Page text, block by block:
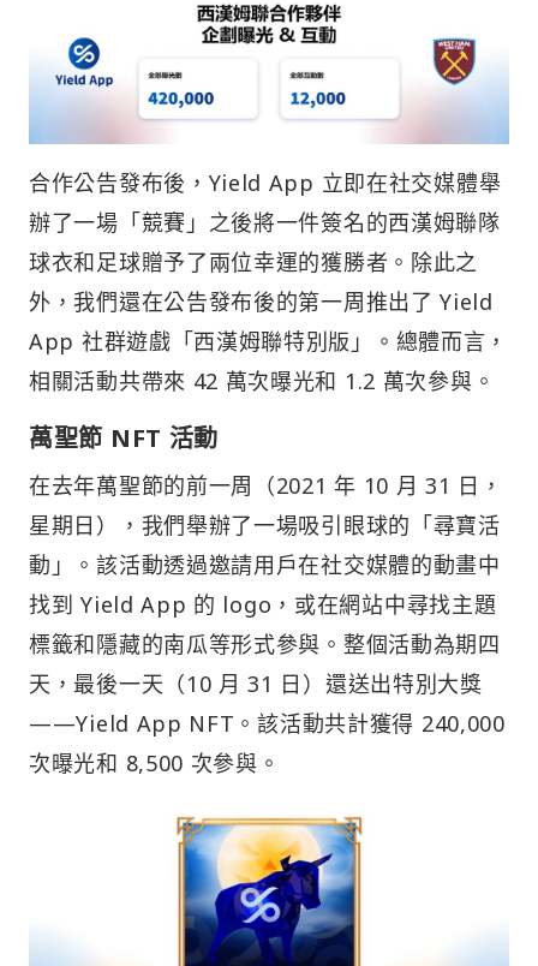
合作公告發布後，Yield App 立即在社交媒體舉
辦了一場「競賽」之後將一件簽名的西漢姆聯隊
球衣和足球贈予了兩位幸運的獲勝者。除此之
外，我們還在公告發布後的第一周推出了 Yield
App 社群遊戲「西漢姆聯特別版」。總體而言，
相關活動共帶來 42 萬次曝光和 1.2 萬次參與。
萬聖節 NFT 活動
在去年萬聖節的前一周（2021 年 10 月 31 日，
星期日），我們舉辦了一場吸引眼球的「尋寶活
動」。該活動透過邀請用戶在社交媒體的動畫中
找到 Yield App 的 logo，或在網站中尋找主題
標籤和隱藏的南瓜等形式參與。整個活動為期四
天，最後一天（10 月 31 日）還送出特別大獎
——Yield App NFT。該活動共計獲得 240,000
次曝光和 8,500 次參與。